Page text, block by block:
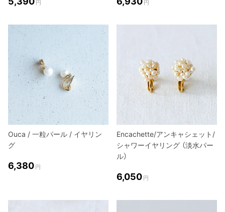
円 円
Ouca / 一粒パール / イヤリン
グ
6,380 円
Encachette/アンキャシェット/
シャワーイヤリング （淡水パー
ル）
6,050 円